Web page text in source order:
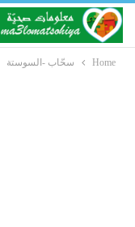
Home سحّاب -السوستة